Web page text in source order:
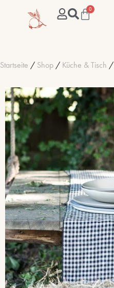
0
Startseite / Shop / Küche & Tisch /